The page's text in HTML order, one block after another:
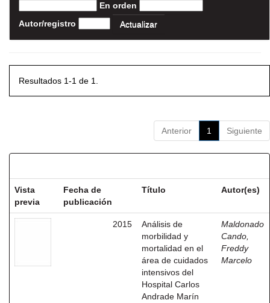
En orden
Autor/registro
Resultados 1-1 de 1.
Anterior 1 Siguiente
Vista
previa
Fecha de
publicación
Título Autor(es)
2015
Análisis de
morbilidad y
mortalidad en el
área de cuidados
intensivos del
Hospital Carlos
Andrade Marín
Maldonado
Cando,
Freddy
Marcelo